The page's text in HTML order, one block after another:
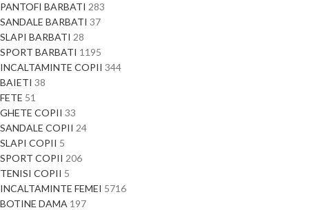
PANTOFI BARBATI 283
SANDALE BARBATI 37
SLAPI BARBATI 28
SPORT BARBATI 1195
INCALTAMINTE COPII 344
BAIETI 38
FETE 51
GHETE COPII 33
SANDALE COPII 24
SLAPI COPII 5
SPORT COPII 206
TENISI COPII 5
INCALTAMINTE FEMEI 5716
BOTINE DAMA 197